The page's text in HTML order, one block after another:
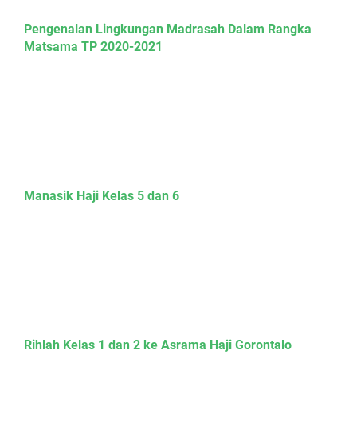
Pengenalan Lingkungan Madrasah Dalam Rangka
Matsama TP 2020-2021
Manasik Haji Kelas 5 dan 6
Rihlah Kelas 1 dan 2 ke Asrama Haji Gorontalo